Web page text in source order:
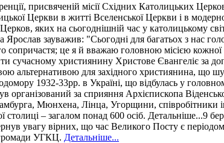
присвяченій місії Східних Католицьких
Церкви в житті Вселенської Церкви і в
яких на сьогоднішній час у католицькому
зауважив: "Сьогодні для багатьох з нас
це я й вважаю головною місією
сучасному християнину Христове Євангеліє за
альтернативою для західного християнина, що
1932-33рр. в Україні, що відбулась у
організований за сприяння Архієпископа
Мюнхена, Лінца, Угорщини,
столиці – загалом понад 600 осіб.
увагу вірних, що час Великого Посту є
громади УГКЦ. Детальніше...